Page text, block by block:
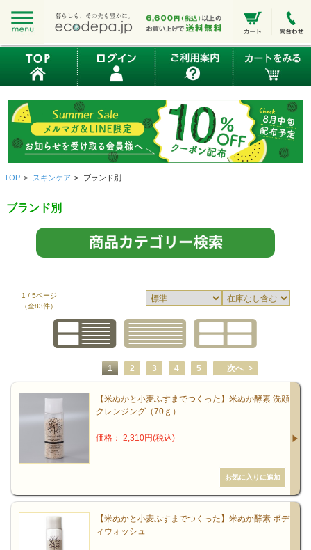
TOP > スキンケア > ブランド別
ブランド別
1 / 5ページ
（全83件）
1 2 3 4 5 次へ
【米ぬかと小麦ふすまでつくった】米ぬか酵素 洗顔
クレンジング（70ｇ）
価格： 2,310円(税込)
【米ぬかと小麦ふすまでつくった】米ぬか酵素 ボデ
ィウォッシュ